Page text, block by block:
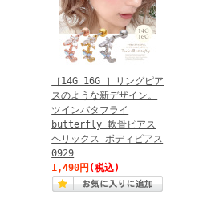
［14G 16G ］リングピア
スのような新デザイン。
ツインバタフライ
butterfly 軟骨ピアス
ヘリックス ボディピアス
0929
1,490円 (税込)